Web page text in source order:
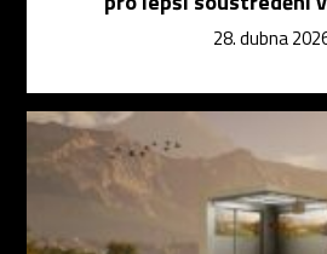
28. dubna